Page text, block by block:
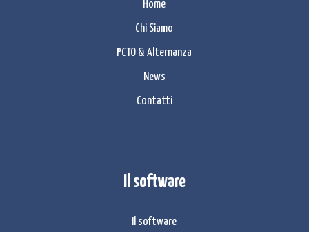
Home
Chi Siamo
PCTO & Alternanza
News
Contatti
Il software
Il software